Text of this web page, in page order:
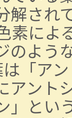
さ
によ
よ
「ア
ント
と